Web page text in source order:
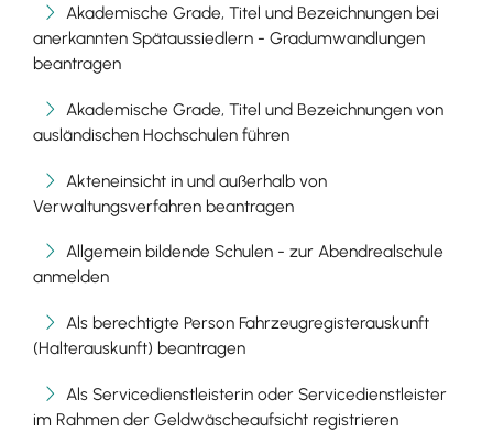
Akademische Grade, Titel und Bezeichnungen bei
anerkannten Spätaussiedlern - Gradumwandlungen
beantragen
Akademische Grade, Titel und Bezeichnungen von
ausländischen Hochschulen führen
Akteneinsicht in und außerhalb von
Verwaltungsverfahren beantragen
Allgemein bildende Schulen - zur Abendrealschule
anmelden
Als berechtigte Person Fahrzeugregisterauskunft
(Halterauskunft) beantragen
Als Servicedienstleisterin oder Servicedienstleister
im Rahmen der Geldwäscheaufsicht registrieren